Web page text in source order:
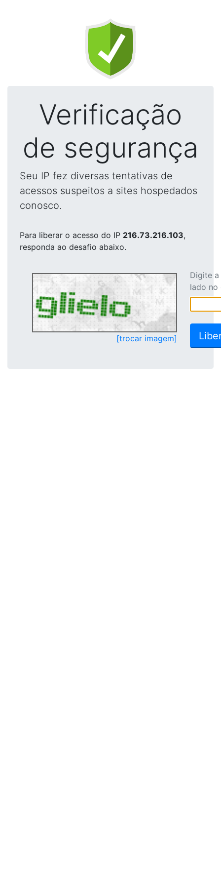
Verificação
de segurança
Seu IP fez diversas tentativas de
acessos suspeitos a sites hospedados
conosco.
Para liberar o acesso do IP 216.73.216.103,
responda ao desafio abaixo.
[trocar imagem]
Digite
lado no